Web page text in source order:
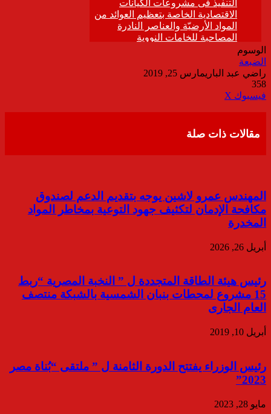
الوسوم
الضبعة
راضي عبد الباريمارس 25, 2019
358
فيسبوك ‫X
مقالات ذات صلة
المهندس عمرو لاشين يوجه بتقديم الدعم لصندوق
مكافحة الإدمان لتكثيف جهود التوعية بمخاطر المواد
المخدرة
أبريل 26, 2026
رئيس هيئة الطاقة المتجددة ل ” النخبة المصرية “ربط
15 مشروع لمحطات بنبان الشمسية بالشبكة منتصف
العام الجارى
أبريل 10, 2019
رئيس الوزراء يفتتح الدورة الثامنة ل ” ملتقى “بُناة مصر
2023”
مايو 28, 2023